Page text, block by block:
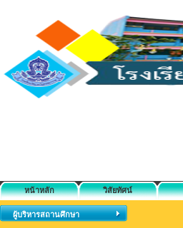
หน้าหลัก วิสัยทัศน์
ผู้บริหารสถานศึกษา